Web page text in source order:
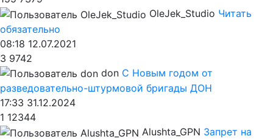
OleJek_Studio Читать
обязательно
08:18 12.07.2021
3 9742
don С Новым годом от
разведовательно-штурмовой бригады ДОН
17:33 31.12.2024
1 12344
Alushta_GPN Запрет на